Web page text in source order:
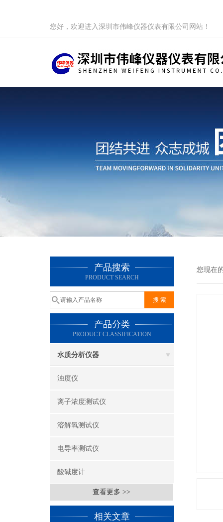
您好，欢迎进入深圳市伟峰仪器仪表有限公司网站！
产品搜索
PRODUCT SEARCH
产品分类
PRODUCT CLASSIFICATION
水质分析仪器
浊度仪
离子浓度测试仪
溶解氧测试仪
电导率测试仪
酸碱度计
查看更多 >>
相关文章
您现在